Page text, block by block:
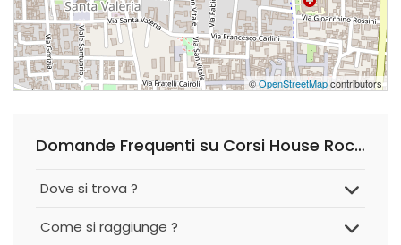
©OpenStreetMapcontributors
Domande Frequenti su Corsi House Rock Brianza & C.
Dove si trova ?
Come si raggiunge ?